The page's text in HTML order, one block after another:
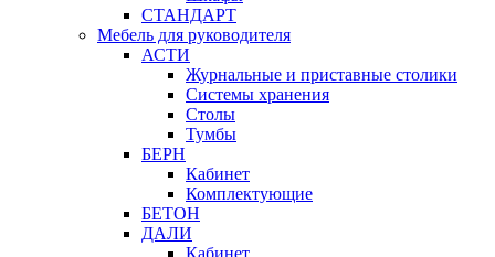
СТАНДАРТ
Мебель для руководителя
АСТИ
Журнальные и приставные столики
Системы хранения
Столы
Тумбы
БЕРН
Кабинет
Комплектующие
БЕТОН
ДАЛИ